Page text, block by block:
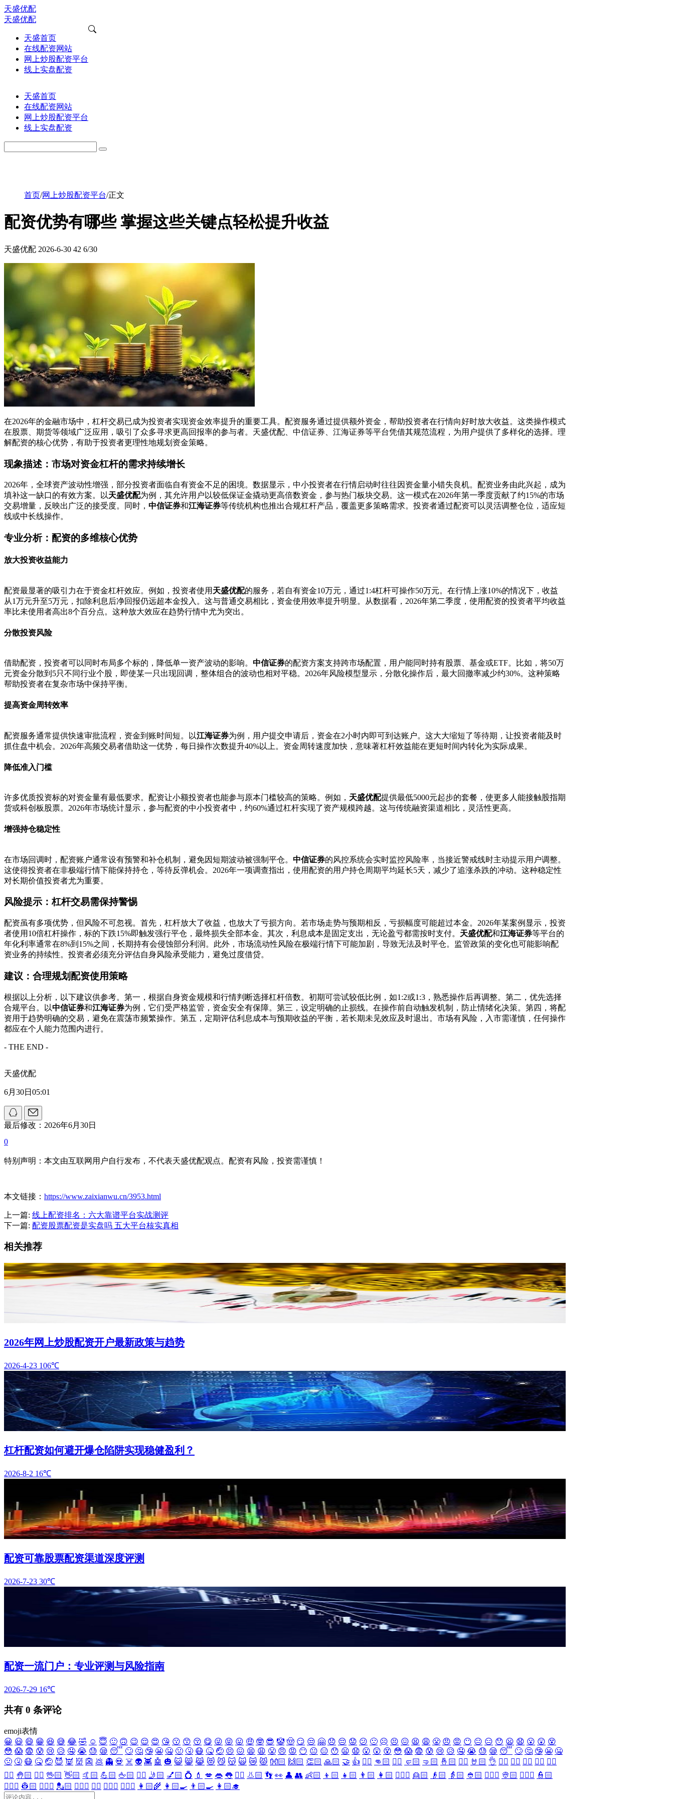
天盛优配
天盛优配
天盛首页
在线配资网站
网上炒股配资平台
线上实盘配资
天盛首页
在线配资网站
网上炒股配资平台
线上实盘配资
首页/网上炒股配资平台/正文
配资优势有哪些 掌握这些关键点轻松提升收益
天盛优配 2026-6-30 42 6/30
在2026年的金融市场中，杠杆交易已成为投资者实现资金效率提升的重要工具。配资服务通过提供额外资金，帮助投资者在行情向好时放大收益。这类操作模式
在股票、期货等领域广泛应用，吸引了众多寻求更高回报率的参与者。天盛优配、中信证券、江海证券等平台凭借其规范流程，为用户提供了多样化的选择。理
解配资的核心优势，有助于投资者更理性地规划资金策略。
现象描述：市场对资金杠杆的需求持续增长
2026年，全球资产波动性增强，部分投资者面临自有资金不足的困境。数据显示，中小投资者在行情启动时往往因资金量小错失良机。配资业务由此兴起，成为
填补这一缺口的有效方案。以天盛优配为例，其允许用户以较低保证金撬动更高倍数资金，参与热门板块交易。这一模式在2026年第一季度贡献了约15%的市场
交易增量，反映出广泛的接受度。同时， 中信证券和江海证券等传统机构也推出合规杠杆产品，覆盖更多策略需求。投资者通过配资可以灵活调整仓位，适应短
线或中长线操作。
专业分析：配资的多维核心优势
放大投资收益能力
配资最显著的吸引力在于资金杠杆效应。例如，投资者使用 天盛优配的服务，若自有资金10万元，通过1:4杠杆可操作50万元。在行情上涨10%的情况下，收益
从1万元升至5万元，扣除利息后净回报仍远超本金投入。这与普通交易相比，资金使用效率提升明显。从数据看，2026年第二季度，使用配资的投资者平均收益
率比未使用者高出8个百分点。这种放大效应在趋势行情中尤为突出。
分散投资风险
借助配资，投资者可以同时布局多个标的，降低单一资产波动的影响。 中信证券的配资方案支持跨市场配置，用户能同时持有股票、基金或ETF。比如，将50万
元资金分散到5只不同行业个股，即使某一只出现回调，整体组合的波动也相对平稳。2026年风险模型显示，分散化操作后，最大回撤率减少约30%。这种策略
帮助投资者在复杂市场中保持平衡。
提高资金周转效率
配资服务通常提供快速审批流程，资金到账时间短。以江海证券为例，用户提交申请后，资金在2小时内即可到达账户。这大大缩短了等待期，让投资者能及时
抓住盘中机会。2026年高频交易者借助这一优势，每日操作次数提升40%以上。资金周转速度加快，意味著杠杆效益能在更短时间内转化为实际成果。
降低准入门槛
许多优质投资标的对资金量有最低要求。配资让小额投资者也能参与原本门槛较高的策略。例如， 天盛优配提供最低5000元起步的套餐，使更多人能接触股指期
货或科创板股票。2026年市场统计显示，参与配资的中小投资者中，约60%通过杠杆实现了资产规模跨越。这与传统融资渠道相比，灵活性更高。
增强持仓稳定性
在市场回调时，配资账户通常设有预警和补仓机制，避免因短期波动被强制平仓。 中信证券的风控系统会实时监控风险率，当接近警戒线时主动提示用户调整。
这使得投资者在非极端行情下能保持持仓，等待反弹机会。2026年一项调查指出，使用配资的用户持仓周期平均延长5天，减少了追涨杀跌的冲动。这种稳定性
对长期价值投资者尤为重要。
风险提示：杠杆交易需保持警惕
配资虽有多项优势，但风险不可忽视。首先，杠杆放大了收益，也放大了亏损方向。若市场走势与预期相反，亏损幅度可能超过本金。2026年某案例显示，投资
者使用10倍杠杆操作，标的下跌15%即触发强行平仓，最终损失全部本金。其次，利息成本是固定支出，无论盈亏都需按时支付。 天盛优配和江海证券等平台的
年化利率通常在8%到15%之间，长期持有会侵蚀部分利润。此外，市场流动性风险在极端行情下可能加剧，导致无法及时平仓。监管政策的变化也可能影响配
资业务的持续性。投资者必须充分评估自身风险承受能力，避免过度借贷。
建议：合理规划配资使用策略
根据以上分析，以下建议供参考。第一，根据自身资金规模和行情判断选择杠杆倍数。初期可尝试较低比例，如1:2或1:3，熟悉操作后再调整。第二，优先选择
合规平台。以中信证券和江海证券为例，它们受严格监管，资金安全有保障。第三，设定明确的止损线。在操作前自动触发机制，防止情绪化决策。第四，将配
资用于趋势明确的交易，避免在震荡市频繁操作。第五，定期评估利息成本与预期收益的平衡，若长期未见效应及时退出。市场有风险，入市需谨慎，任何操作
都应在个人能力范围内进行。
- THE END -
天盛优配
6月30日05:01
最后修改：2026年6月30日
0
特别声明：本文由互联网用户自行发布，不代表天盛优配观点。配资有风险，投资需谨慎！
本文链接： https://www.zaixianwu.cn/3953.html
上一篇: 线上配资排名：六大靠谱平台实战测评
下一篇: 配资股票配资是实盘吗 五大平台核实真相
相关推荐
2026年网上炒股配资开户最新政策与趋势
2026-4-23 106℃
杠杆配资如何避开爆仓陷阱实现稳健盈利？
2026-8-2 16℃
配资可靠股票配资渠道深度评测
2026-7-23 30℃
配资一流门户：专业评测与风险指南
2026-7-29 16℃
共有 0 条评论
emoji表情
😀 😃 😄 😁 😆 😅 😂 🤣 ☺️ 😇 🙂 🙃 😉 😌 😍 😘 😗 😙 😚 😋 😜 😝 😛 🤑 🤓 😎 🤡 🤠 😏 😒 🤗 😞 😔 😟 😕 🙁 ☹️ 😣 😖 😫 😩 😤 😠 😡 😶 😐 😑 😯 😦 😧 😮 😲 😵
😳 😱 😨 😰 😢 😥 🤤 😭 😓 😪 😴 🙄 🤔 🤥 😬 🤐 🤢 🤧 😷 🤒 🤕 😣 😖 😫 😩 😤 😠 😡 😶 😐 😑 😯 😦 😧 😮 😲 😵 😳 😱 😨 😰 😢 😥 🤤 😭 😓 😪 😴 🙄 🤔 🤥 😬 🤐
🤢 🤧 😷 🤒 🤕 😈 👿 👹 👺 💩 👻 💀 ☠️ 👽 👾 🤖 🎃 😺 😸 😹 😻 😼 😽 🙀 😿 😾 👐🏻 🙌🏻 👏🏻 🙏🏻 🤝 👍 👎🏻 👊🏻 ✊🏻 🤛🏻 🤜🏻 🤞🏻 ✌🏻 🤘🏻 👌 👈🏻 👉🏻 👆🏻 👇🏻 ☝🏻
✋🏻 🤚🏻 🖐🏻 🖖🏻 👋🏻 🤙🏻 💪🏻 🖕🏻 ✍🏻 🤳🏻 💅🏻 💍 💄 💋 👄 👅 👂🏻 👃🏻 👣 👀 👤 👥 👶🏻 👦🏻 👧🏻 👨🏻 👩🏻 👱🏻‍♀️ 👱🏻 👴🏻 👵🏻 👲🏻 👳🏻‍♀️ 👳🏻 👮🏻‍♀️ 👮🏻
👷🏻‍♀️ 👷🏻 💂🏻‍♀️ 💂🏻 🕵🏻‍♀️ 🕵🏻 👩🏻‍⚕️ 👨🏻‍⚕️ 👩🏻‍🌾 👩🏻‍🍳 👨🏻‍🍳 👩🏻‍🎓